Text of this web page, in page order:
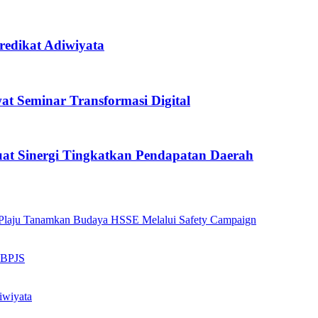
Adiwiyata
Seminar Transformasi Digital
Sinergi Tingkatkan Pendapatan Daerah
Tanamkan Budaya HSSE Melalui Safety Campaign